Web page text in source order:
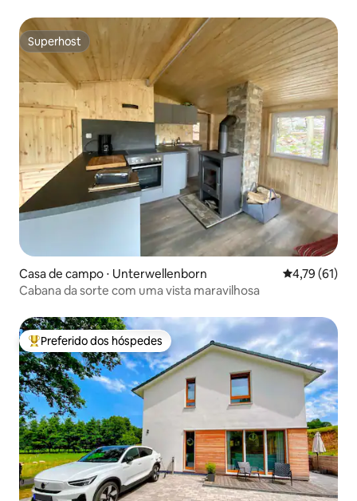
Superhost
Superhost
Casa de campo ⋅ Unterwellenborn 4,79 de uma
4,79 (61)
Cabana da sorte com uma vista maravilhosa
Entre os melhores preferidos dos hóspedes
Preferido dos hóspedes